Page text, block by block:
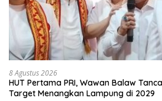
8 Agustus 2026
HUT Pertama PRI, Wawan Balaw
Target Menangkan Lampung di 2029